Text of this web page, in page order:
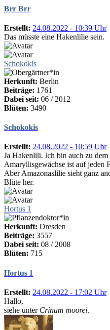
Brr Brr
Erstellt: 24.08.2022 - 10:39 Uhr
Das müsste eine Hakenlilie sein.
Schokokis
Herkunft: Berlin
Beiträge: 1761
Dabei seit: 06 / 2012
Blüten: 3490
Schokokis
Erstellt: 24.08.2022 - 10:59 Uhr
Ja Hakenlili. Ich bin auch zu dem
Amaryllisgewächse ist auf jeden
Aber Amazonaslilie sieht ganz
Blüte her.
Hortus 1
Herkunft: Dresden
Beiträge: 3557
Dabei seit: 08 / 2008
Blüten: 715
Hortus 1
Erstellt: 24.08.2022 - 17:02 Uhr
Hallo,
siehe unter Crinum moorei.